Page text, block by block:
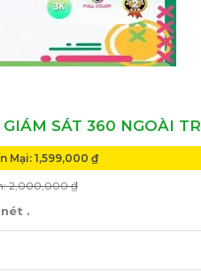
SÁT 360 NGOÀI
Mại: 1,599,000 ₫
2,000,000 ₫
.